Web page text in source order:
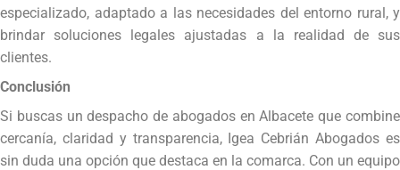
especializado, adaptado a las necesidades del entorno rural, y
brindar soluciones legales ajustadas a la realidad de sus
clientes.
Conclusión
Si buscas un despacho de abogados en Albacete que combine
cercanía, claridad y transparencia, Igea Cebrián Abogados es
sin duda una opción que destaca en la comarca. Con un equipo